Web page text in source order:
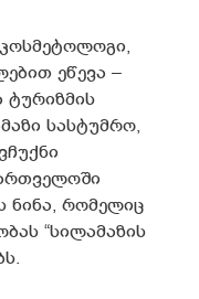
ეწევა –
ტურიზმის
სასტუმრო,
ნინა, რომელიც
“სილამაზის